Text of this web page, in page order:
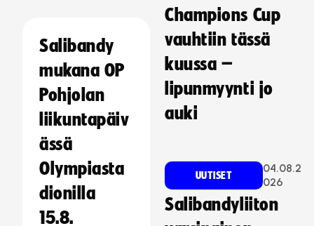
Salibandy
mukana OP
Pohjolan
liikuntapäiv
ässä
Olympiasta
dionilla
15.8.
Champions Cup
vauhtiin tässä
kuussa –
lipunmyynti jo
auki
UUTISET
04.08.2
026
Salibandyliiton